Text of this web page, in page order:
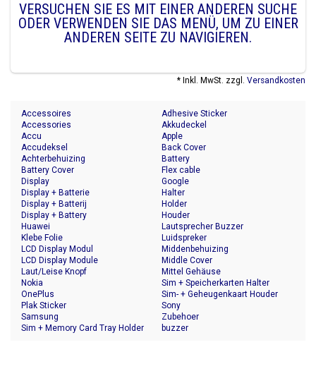
VERSUCHEN SIE ES MIT EINER ANDEREN SUCHE
ODER VERWENDEN SIE DAS MENÜ, UM ZU EINER
ANDEREN SEITE ZU NAVIGIEREN.
* Inkl. MwSt. zzgl. Versandkosten
Accessoires
Accessories
Accu
Accudeksel
Achterbehuizing
Adhesive Sticker
Akkudeckel
Apple
Back Cover
Battery
Battery Cover
Display
Display + Batterie
Display + Batterij
Display + Battery
Flex cable
Google
Halter
Holder
Houder
Huawei
Klebe Folie
LCD Display Modul
LCD Display Module
Laut/Leise Knopf
Lautsprecher Buzzer
Luidspreker
Middenbehuizing
Middle Cover
Mittel Gehäuse
Nokia
OnePlus
Plak Sticker
Samsung
Sim + Memory Card Tray Holder
Sim + Speicherkarten Halter
Sim- + Geheugenkaart Houder
Sony
Zubehoer
buzzer